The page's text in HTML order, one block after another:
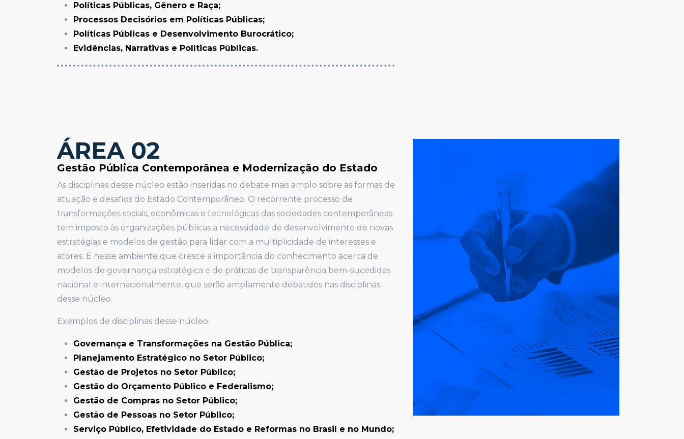
Políticas Públicas, Gênero e Raça;
Processos Decisórios em Políticas Públicas;
Políticas Públicas e Desenvolvimento Burocrático;
Evidências, Narrativas e Políticas Públicas.
ÁREA 02
Gestão Pública Contemporânea e Modernização do Estado
As disciplinas desse núcleo estão inseridas no debate mais amplo sobre as formas de
atuação e desafios do Estado Contemporâneo. O recorrente processo de
transformações sociais, econômicas e tecnológicas das sociedades contemporâneas
tem imposto às organizações públicas a necessidade de desenvolvimento de novas
estratégias e modelos de gestão para lidar com a multiplicidade de interesses e
atores. É nesse ambiente que cresce a importância do conhecimento acerca de
modelos de governança estratégica e de práticas de transparência bem-sucedidas
nacional e internacionalmente, que serão amplamente debatidos nas disciplinas
desse núcleo.
Exemplos de disciplinas desse núcleo:
Governança e Transformações na Gestão Pública;
Planejamento Estratégico no Setor Público;
Gestão de Projetos no Setor Público;
Gestão do Orçamento Público e Federalismo;
Gestão de Compras no Setor Público;
Gestão de Pessoas no Setor Público;
Serviço Público, Efetividade do Estado e Reformas no Brasil e no Mundo;